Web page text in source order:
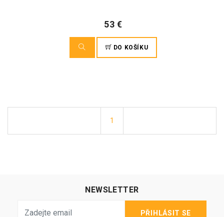
53 €
DO KOŠÍKU
1
NEWSLETTER
PŘIHLÁSIT SE